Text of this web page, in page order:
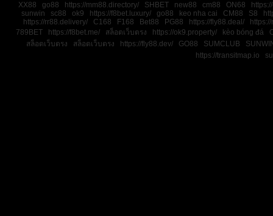
XX88
go88 https://mm88.directory/ SHBET new88 cm88 ON68
sunwin
sc88 ok9 https://f8bet.luxury/ go88 keo nha cai CM88 S8
https://rr88.delivery/
C168 F168 Bet88 PG88 https://fly88.deal/
789BET
https://f8bet.me/ สล็อตเว็บตรง https://ok9.property/ kèo bóng đá
สล็อตเว็บตรง
สล็อตเว็บตรง https://fly88.dev/ GO88 SUMCLUB
https://transitmap.io